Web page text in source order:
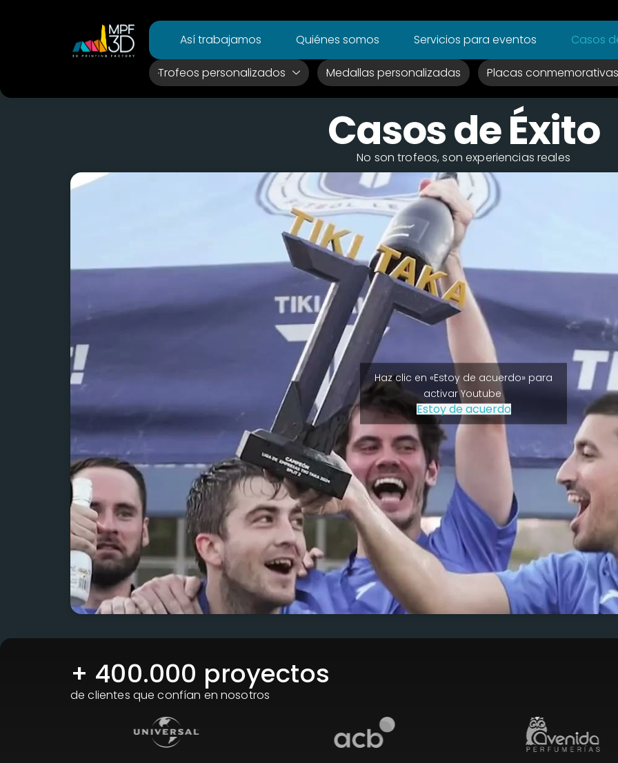
Así trabajamos Quiénes somos Servicios para eventos Casos
Trofeos personalizados Medallas personalizadas Placas conmemorativas
Casos de Éxito
No son trofeos, son experiencias reales
Haz clic en «Estoy de acuerdo» para
activar Youtube
Estoy de acuerdo
+ 400.000 proyectos
de clientes que confían en nosotros